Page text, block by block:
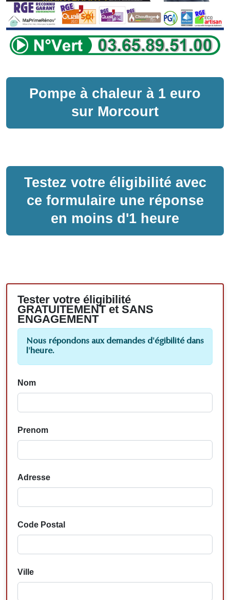
Pompe à chaleur à 1 euro
sur Morcourt
Testez votre éligibilité avec
ce formulaire une réponse
en moins d'1 heure
Tester votre éligibilité
GRATUITEMENT et SANS
ENGAGEMENT
Nous répondons aux demandes d'égibilité dans
l'heure.
Nom
Prenom
Adresse
Code Postal
Ville